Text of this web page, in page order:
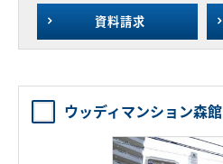
資料請求
ウッディマンション森館